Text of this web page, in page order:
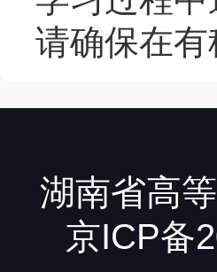
请确保在
湖南省高
京ICP备